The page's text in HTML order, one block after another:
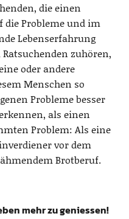
die einen
die Probleme und im
Lebenserfahrung
zuhören,
oder andere
Menschen so
Probleme besser
als einen
Problem: Als eine
vor dem
Brotberuf.
mehr zu geniessen!